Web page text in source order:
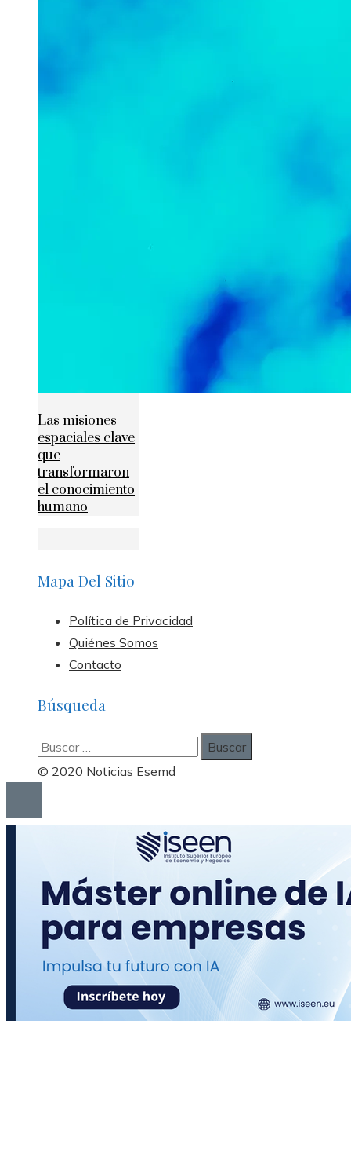
Las misiones
espaciales clave
que
transformaron
el conocimiento
humano
Mapa Del Sitio
Política de Privacidad
Quiénes Somos
Contacto
Búsqueda
Buscar:
© 2020 Noticias Esemd